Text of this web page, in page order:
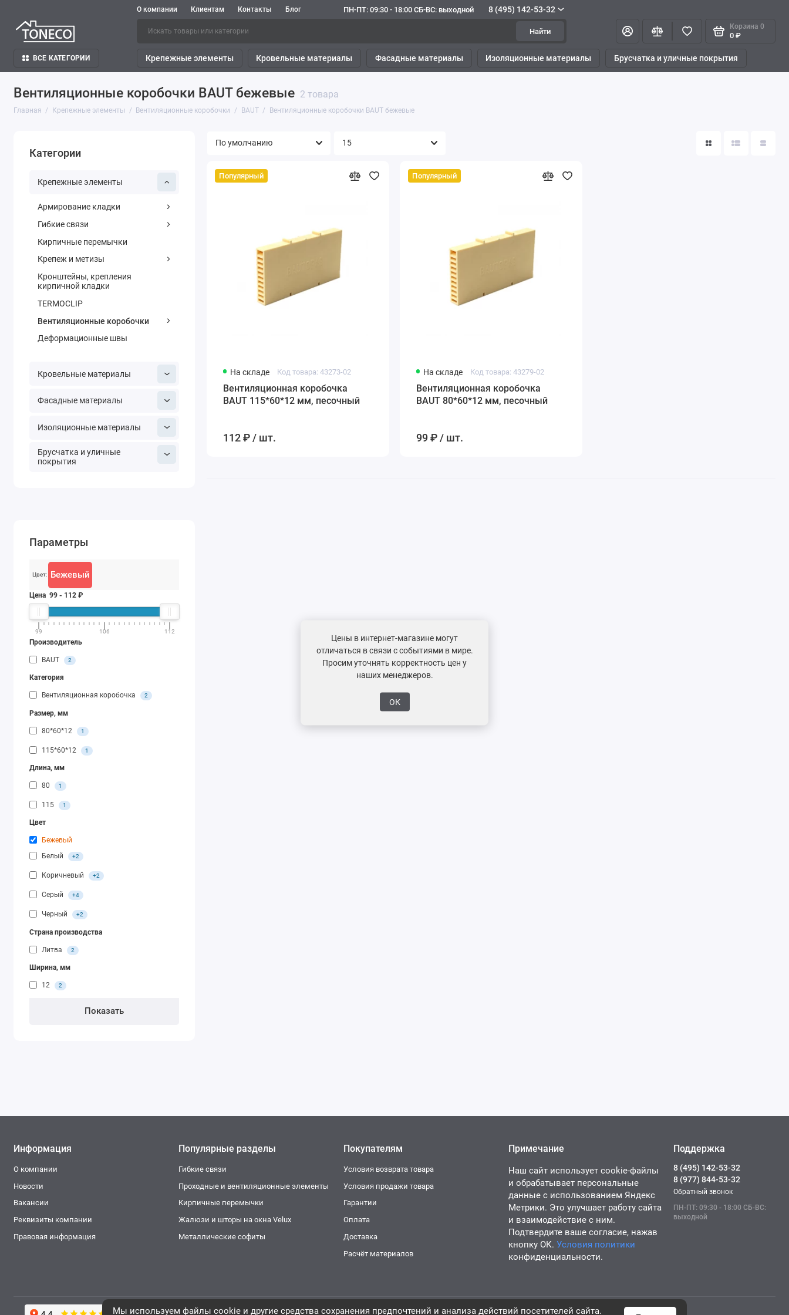
О компании Клиентам Контакты Блог ПН-ПТ: 09:30 - 18:00 СБ-ВС: выходной 8 (495) 142-53-32
Найти
Корзина 0
0 ₽
ВСЕ КАТЕГОРИИ Крепежные элементы Кровельные материалы Фасадные материалы Изоляционные материалы Брусчатка и уличные покрытия
Вентиляционные коробочки BAUT бежевые 2 товара
Главная Крепежные элементы Вентиляционные коробочки BAUT Вентиляционные коробочки BAUT бежевые
Категории
Крепежные элементы
Армирование кладки
Гибкие связи
Кирпичные перемычки
Крепеж и метизы
Кронштейны, крепления
кирпичной кладки
TERMOCLIP
Вентиляционные коробочки
Деформационные швы
Кровельные материалы
Фасадные материалы
Изоляционные материалы
Брусчатка и уличные
покрытия
Параметры
Цвет: Бежевый
Цена99 - 112 ₽
99 106 112
Производитель
BAUT 2
Категория
Вентиляционная коробочка 2
Размер, мм
80*60*12 1
115*60*12 1
Длина, мм
80 1
115 1
Цвет
Бежевый
Белый
+2
Коричневый +2
Серый +4
Черный +2
Страна производства
Литва 2
Ширина, мм
12 2
Популярный
На складе Код товара: 43273-02
Вентиляционная коробочка
BAUT 115*60*12 мм, песочный
112 ₽ / шт.
Популярный
На складе Код товара: 43279-02
Вентиляционная коробочка
BAUT 80*60*12 мм, песочный
99 ₽ / шт.
Мы используем файлы cookie и другие средства сохранения предпочтений и анализа действий посетителей сайта.
Информация
О компании
Новости
Вакансии
Реквизиты компании
Правовая информация
Популярные разделы
Гибкие связи
Проходные и вентиляционные элементы
Кирпичные перемычки
Жалюзи и шторы на окна Velux
Металлические софиты
Покупателям
Условия возврата товара
Условия продажи товара
Гарантии
Оплата
Доставка
Расчёт материалов
Примечание
Наш сайт использует cookie-файлы
и обрабатывает персональные
данные с использованием Яндекс
Метрики. Это улучшает работу сайта
и взаимодействие с ним.
Подтвердите ваше согласие, нажав
кнопку ОК.Условия политики
конфиденциальности.
Поддержка
8 (495) 142-53-32
8 (977) 844-53-32
Обратный звонок
ПН-ПТ: 09:30 - 18:00 СБ-ВС:
выходной
Цены в интернет-магазине могут
отличаться в связи с событиями в мире.
Просим уточнять корректность цен у
наших менеджеров.
ОК